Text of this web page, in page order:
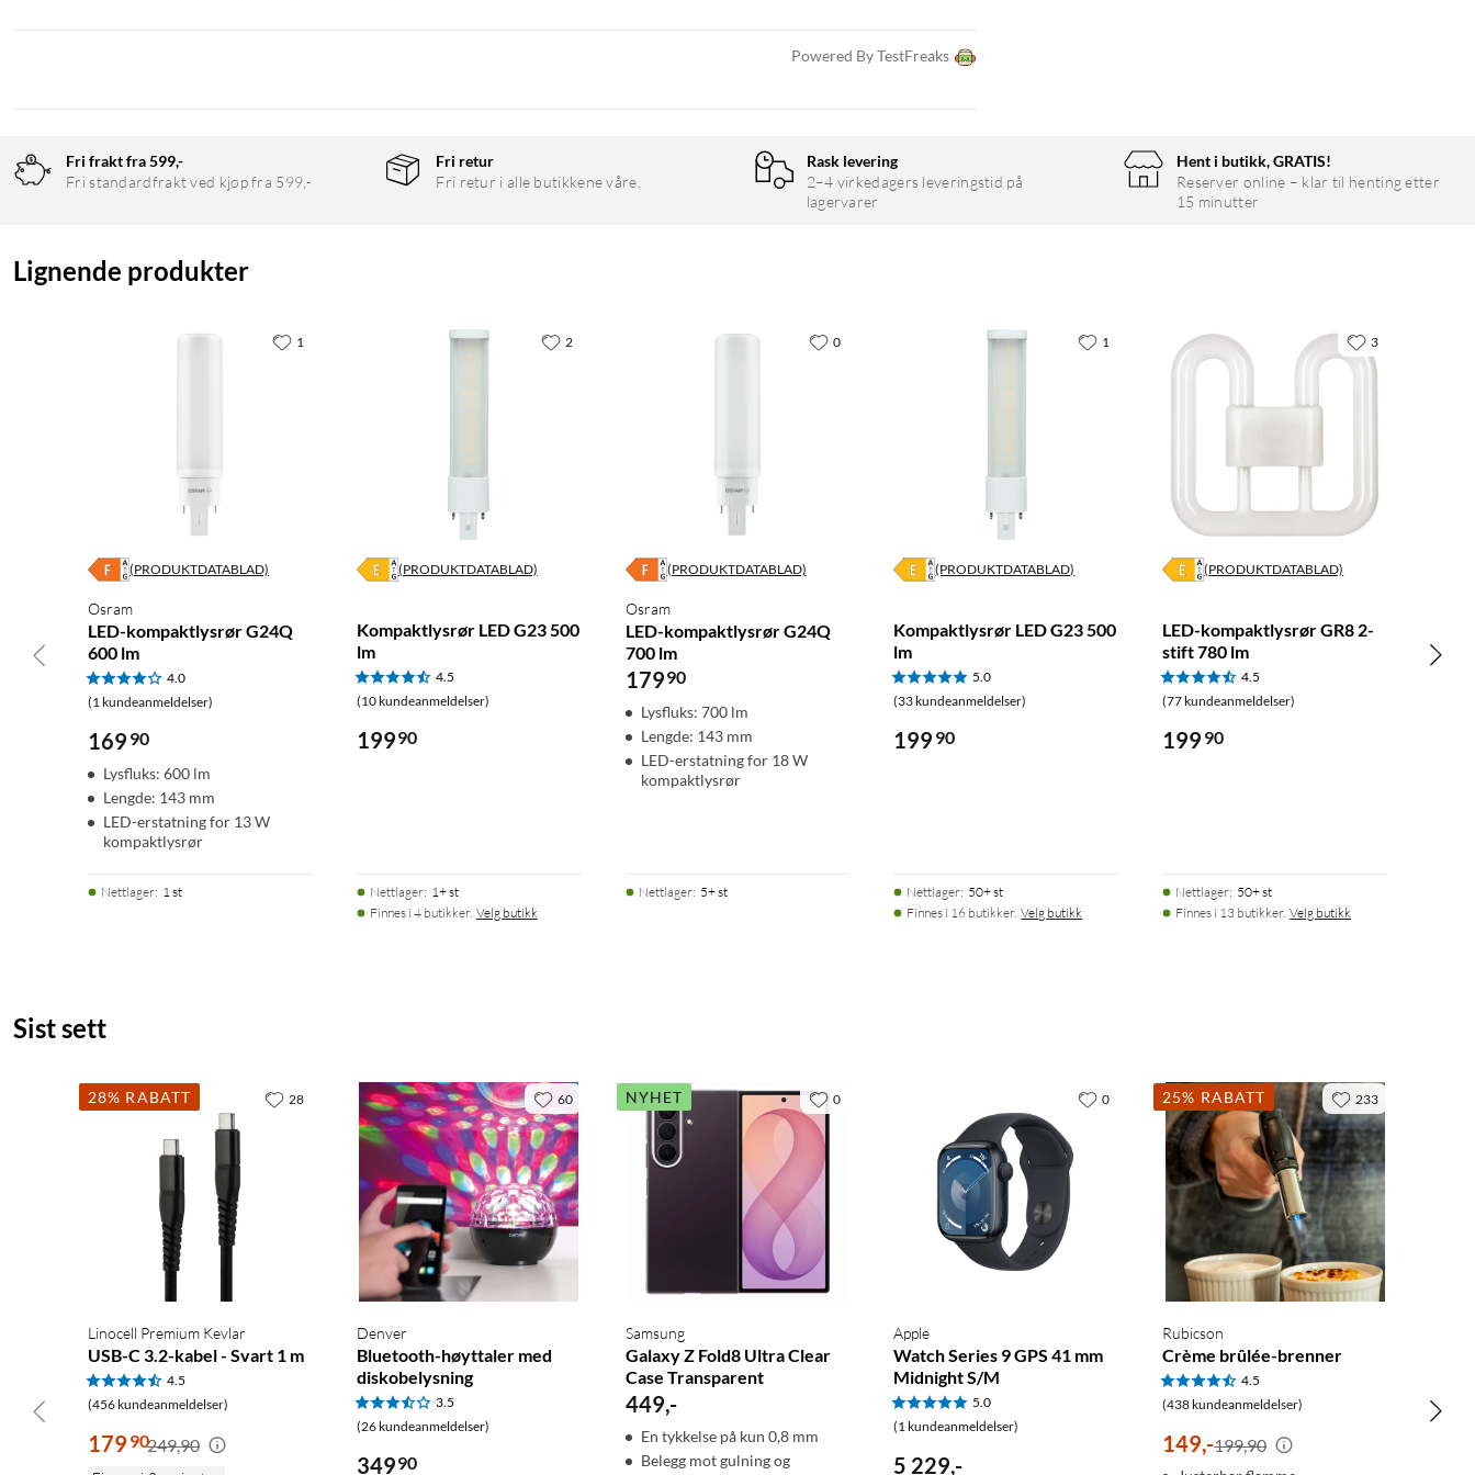
Powered By TestFreaks
Fri frakt fra 599,-
Fri standardfrakt ved kjøp fra 599,-
Fri retur
Fri retur i alle butikkene våre.
Rask levering
2–4 virkedagers leveringstid på
lagervarer
Hent i butikk, GRATIS!
Reserver online – klar til henting etter
15 minutter
Lignende produkter
(PRODUKTDATABLAD)
Osram
LED-kompaktlysrør G24Q
600 lm
4.0
(1 kundeanmeldelser)
169 90
Lysfluks: 600 lm
Lengde: 143 mm
LED-erstatning for 13 W
kompaktlysrør
Nettlager: 1 st
1
(PRODUKTDATABLAD)
Kompaktlysrør LED G23 500
lm
4.5
(10 kundeanmeldelser)
19990
Nettlager: 1+ st
Finnes i 4 butikker. Velg butikk
2
(PRODUKTDATABLAD)
Osram
LED-kompaktlysrør G24Q
700 lm
17990
Lysfluks: 700 lm
Lengde: 143 mm
LED-erstatning for 18 W
kompaktlysrør
Nettlager: 5+ st
0
(PRODUKTDATABLAD)
Kompaktlysrør LED G23 500
lm
5.0
(33 kundeanmeldelser)
199 90
Nettlager: 50+ st
Finnes i 16 butikker. Velg butikk
1
(PRODUKTDATABLAD)
LED-kompaktlysrør GR8 2-
stift 780 lm
4.5
(77 kundeanmeldelser)
199 90
Nettlager: 50+ st
Finnes i 13 butikker. Velg butikk
3
Sist sett
28% RABATT
Linocell Premium Kevlar
USB-C 3.2-kabel - Svart 1 m
4.5
(456 kundeanmeldelser)
179 90249,90
28
Denver
Bluetooth-høyttaler med
diskobelysning
3.5
(26 kundeanmeldelser)
34990
60 NYHET
Samsung
Galaxy Z Fold8 Ultra Clear
Case Transparent
449,-
En tykkelse på kun 0,8 mm
Belegg mot gulning og
0
Apple
Watch Series 9 GPS 41 mm
Midnight S/M
5.0
(1 kundeanmeldelser)
5 229,-
0 25% RABATT
Rubicson
Crème brûlée-brenner
4.5
(438 kundeanmeldelser)
149,-199,90
233